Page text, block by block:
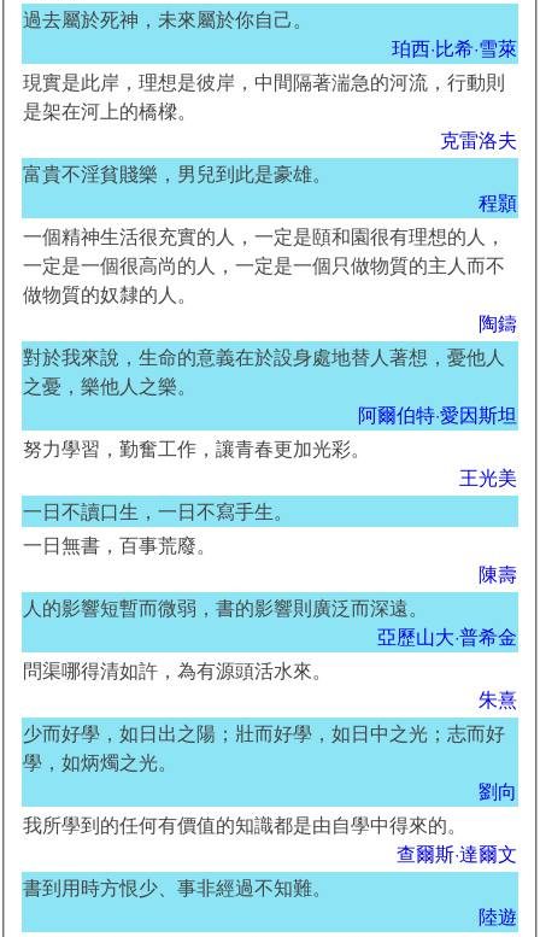
過去屬於死神，未來屬於你自己。
珀西·比希·雪萊
現實是此岸，理想是彼岸，中間隔著湍急的河流，行動則
是架在河上的橋樑。
克雷洛夫
富貴不淫貧賤樂，男兒到此是豪雄。
程顥
一個精神生活很充實的人，一定是頤和園很有理想的人，
一定是一個很高尚的人，一定是一個只做物質的主人而不
做物質的奴隸的人。
陶鑄
對於我來說，生命的意義在於設身處地替人著想，憂他人
之憂，樂他人之樂。
阿爾伯特·愛因斯坦
努力學習，勤奮工作，讓青春更加光彩。
王光美
一日不讀口生，一日不寫手生。
一日無書，百事荒廢。
陳壽
人的影響短暫而微弱，書的影響則廣泛而深遠。
亞歷山大·普希金
問渠哪得清如許，為有源頭活水來。
朱熹
少而好學，如日出之陽；壯而好學，如日中之光；志而好
學，如炳燭之光。
劉向
我所學到的任何有價值的知識都是由自學中得來的。
查爾斯·達爾文
書到用時方恨少、事非經過不知難。
陸遊